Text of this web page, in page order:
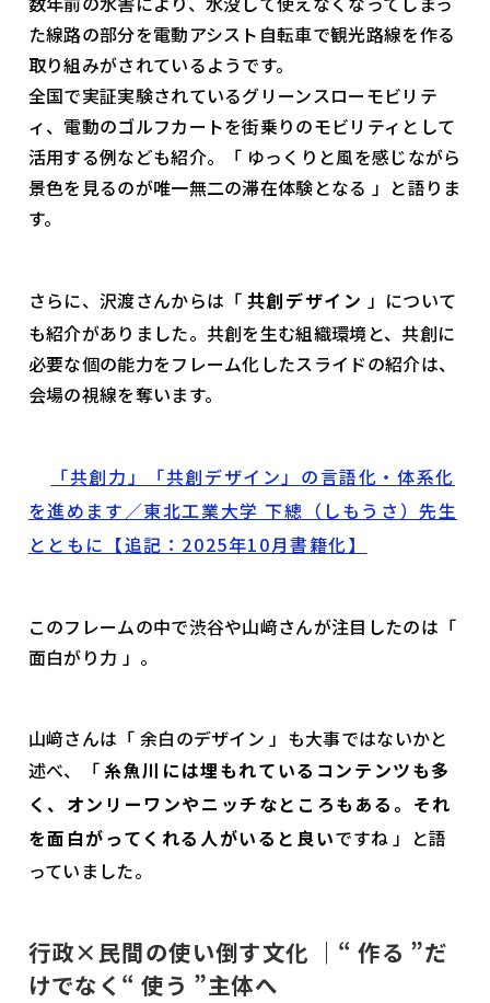
た線路の部分を電動アシスト自転車で観光路線を作る
取り組みがされているようです。
全国で実証実験されているグリーンスローモビリテ
ィ、電動のゴルフカートを街乗りのモビリティとして
活用する例なども紹介。「 ゆっくりと風を感じながら
景色を見るのが唯一無二の滞在体験となる 」と語りま
す。
さらに、沢渡さんからは「 共創デザイン 」について
も紹介がありました。共創を生む組織環境と、共創に
必要な個の能力をフレーム化したスライドの紹介は、
会場の視線を奪います。
「共創力」「共創デザイン」の言語化・体系化
を進めます／東北工業大学 下總（しもうさ）先生
とともに【追記：2025年10月書籍化】
このフレームの中で渋谷や山﨑さんが注目したのは「
面白がり力 」。
山﨑さんは「 余白のデザイン 」も大事ではないかと
述べ、「糸魚川には埋もれているコンテンツも多
く、オンリーワンやニッチなところもある。それ
を面白がってくれる人がいると良いですね 」と語
っていました。
行政×民間の使い倒す文化 ｜ “作る ”だ
けでなく“ 使う ”主体へ